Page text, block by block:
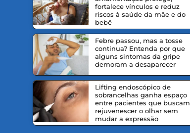
fortalece vínculos e reduz
riscos à saúde da mãe e do
bebê
Febre passou, mas a tosse
continua? Entenda por que
alguns sintomas da gripe
demoram a desaparecer
Lifting endoscópico de
sobrancelhas ganha espaço
entre pacientes que buscam
rejuvenescer o olhar sem
mudar a expressão